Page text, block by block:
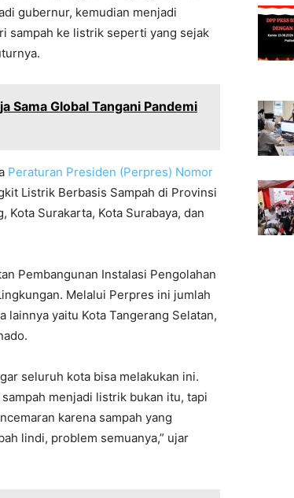
gubernur, kemudian menjadi
sampah ke listrik seperti yang sejak
Sama Global Tangani Pandemi
Peraturan Presiden (Perpres) Nomor
Listrik Berbasis Sampah di Provinsi
Kota Surakarta, Kota Surabaya, dan
Pembangunan Instalasi Pengolahan
Melalui Perpres ini jumlah
lainnya yaitu Kota Tangerang Selatan,
seluruh kota bisa melakukan ini.
menjadi listrik bukan itu, tapi
karena sampah yang
lindi, problem semuanya,” ujar